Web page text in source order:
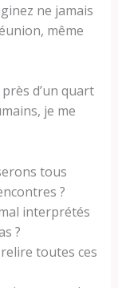
ne jamais
même
d’un quart
je me
tous
?
interprétés
?
toutes ces